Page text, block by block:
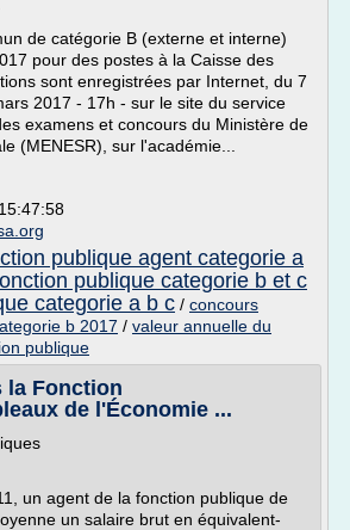
de catégorie B (externe et interne)
pour des postes à la Caisse des
sont enregistrées par Internet, du 7
2017 - 17h - sur le site du service
examens et concours du Ministère de
(MENESR), sur l'académie...
publique agent categorie a
publique categorie b et c
categorie a b c / concours
b 2017 / valeur annuelle du
publique
la Fonction
de l'Économie ...
un agent de la fonction publique de
un salaire brut en équivalent-